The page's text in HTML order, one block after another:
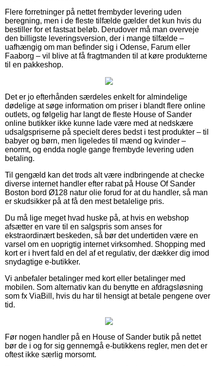
Flere forretninger på nettet frembyder levering uden
beregning, men i de fleste tilfælde gælder det kun hvis du
bestiller for et fastsat beløb. Derudover må man overveje
den billigste leveringsversion, der i mange tilfælde –
uafhængig om man befinder sig i Odense, Farum eller
Faaborg – vil blive at få fragtmanden til at køre produkterne
til en pakkeshop.
Det er jo efterhånden særdeles enkelt for almindelige
dødelige at søge information om priser i blandt flere online
outlets, og følgelig har langt de fleste House of Sander
online butikker ikke kunne lade være med at nedskære
udsalgspriserne på specielt deres bedst i test produkter – til
babyer og børn, men ligeledes til mænd og kvinder –
enormt, og endda nogle gange frembyde levering uden
betaling.
Til gengæld kan det trods alt være indbringende at checke
diverse internet handler efter rabat på House Of Sander
Boston bord Ø128 natur olie forud for at du handler, så man
er skudsikker på at få den mest betalelige pris.
Du må lige meget hvad huske på, at hvis en webshop
afsætter en vare til en salgspris som anses for
ekstraordinært beskeden, så bør det undertiden være en
varsel om en uoprigtig internet virksomhed. Shopping med
kort er i hvert fald en del af et regulativ, der dækker dig imod
snydagtige e-butikker.
Vi anbefaler betalinger med kort eller betalinger med
mobilen. Som alternativ kan du benytte en afdragsløsning
som fx ViaBill, hvis du har til hensigt at betale pengene over
tid.
Før nogen handler på en House of Sander butik på nettet
bør de i og for sig gennemgå e-butikkens regler, men det er
oftest ikke særlig morsomt.